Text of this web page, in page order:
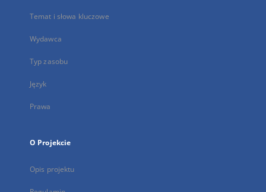
Temat i słowa kluczowe
Wydawca
Typ zasobu
Język
Prawa
O Projekcie
Opis projektu